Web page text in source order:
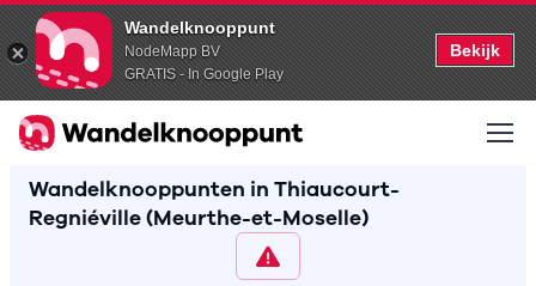
Wandelknooppunt
NodeMapp BV
GRATIS - In Google Play
Bekijk
Wandelknooppunten in Thiaucourt-
Regniéville (Meurthe-et-Moselle)